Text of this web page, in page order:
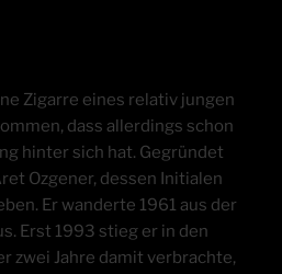
Zigar­re eines rela­tiv jun­gen
dass aller­dings schon
hin­ter sich hat. Gegrün­det
Ozge­ner, des­sen Initia­len
Er wan­der­te 1961 aus der
Erst 1993 stieg er in den
zwei Jah­re damit ver­brach­te,